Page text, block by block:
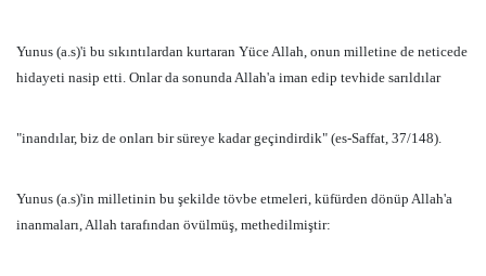
Yunus (a.s)'i bu sıkıntılardan kurtaran Yüce Allah, onun milletine de neticede
hidayeti nasip etti. Onlar da sonunda Allah'a iman edip tevhide sarıldılar
"inandılar, biz de onları bir süreye kadar geçindirdik" (es-Saffat, 37/148).
Yunus (a.s)'in milletinin bu şekilde tövbe etmeleri, küfürden dönüp Allah'a
inanmaları, Allah tarafından övülmüş, methedilmiştir: